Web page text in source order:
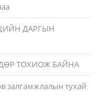
ДАРГЫН
ТОХИОЖ БАЙНА
залгамжлалын тухай